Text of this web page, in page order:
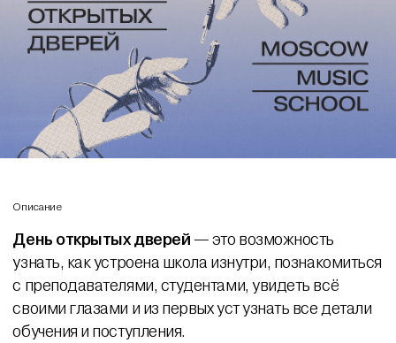
Описание
День открытых дверей — это возможность
узнать, как устроена школа изнутри, познакомиться
с преподавателями, студентами, увидеть всё
своими глазами и из первых уст узнать все детали
обучения и поступления.